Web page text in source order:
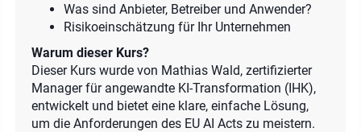
Was sind Anbieter, Betreiber und Anwender?
Risikoeinschätzung für Ihr Unternehmen
Warum dieser Kurs?
Dieser Kurs wurde von Mathias Wald, zertifizierter
Manager für angewandte KI-Transformation (IHK),
entwickelt und bietet eine klare, einfache Lösung,
um die Anforderungen des EU AI Acts zu meistern.